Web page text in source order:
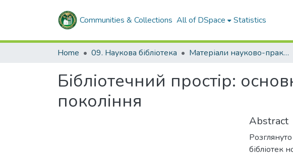
Communities & Collections All of DSpace Statistics
Home 09. Наукова бібліотека Матеріали науково-практичних заходів НБ ХНМУ
Бібліотечний простір:
покоління
Abstract
бібліотек